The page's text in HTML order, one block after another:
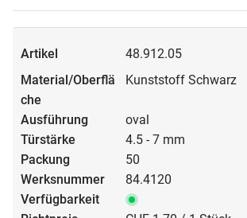
48.912.05
Kunststoff Schwarz
oval
4.5 - 7 mm
50
84.4120